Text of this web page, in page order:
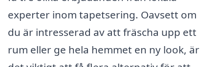
experter inom tapetsering. Oavsett om
du är intresserad av att fräscha upp ett
rum eller ge hela hemmet en ny look, är